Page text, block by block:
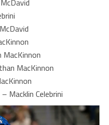
MacKinnon
Macklin Celebrini